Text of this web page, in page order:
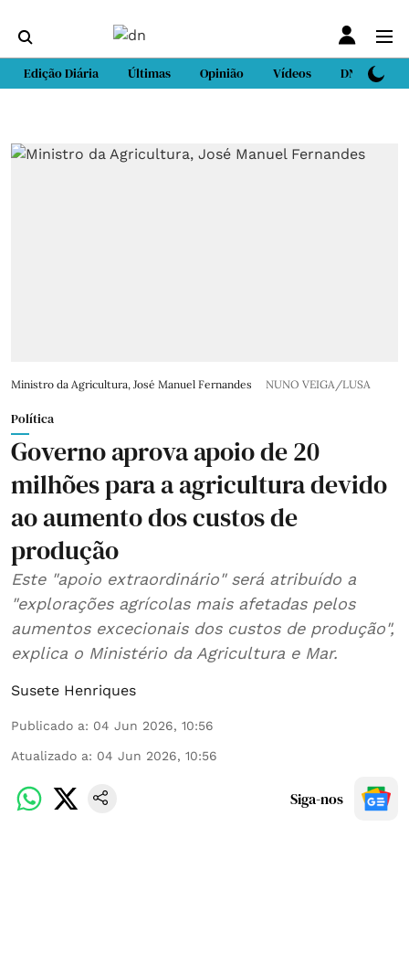
Edição Diária Últimas Opinião Vídeos DN Sport
Ministro da Agricultura, José Manuel Fernandes NUNO VEIGA/LUSA
Política
Governo aprova apoio de 20
milhões para a agricultura devido
ao aumento dos custos de
produção
Este "apoio extraordinário" será atribuído a
"explorações agrícolas mais afetadas pelos
aumentos excecionais dos custos de produção",
explica o Ministério da Agricultura e Mar.
Susete Henriques
Publicado a: 04 Jun 2026, 10:56
Atualizado a: 04 Jun 2026, 10:56
Siga-nos